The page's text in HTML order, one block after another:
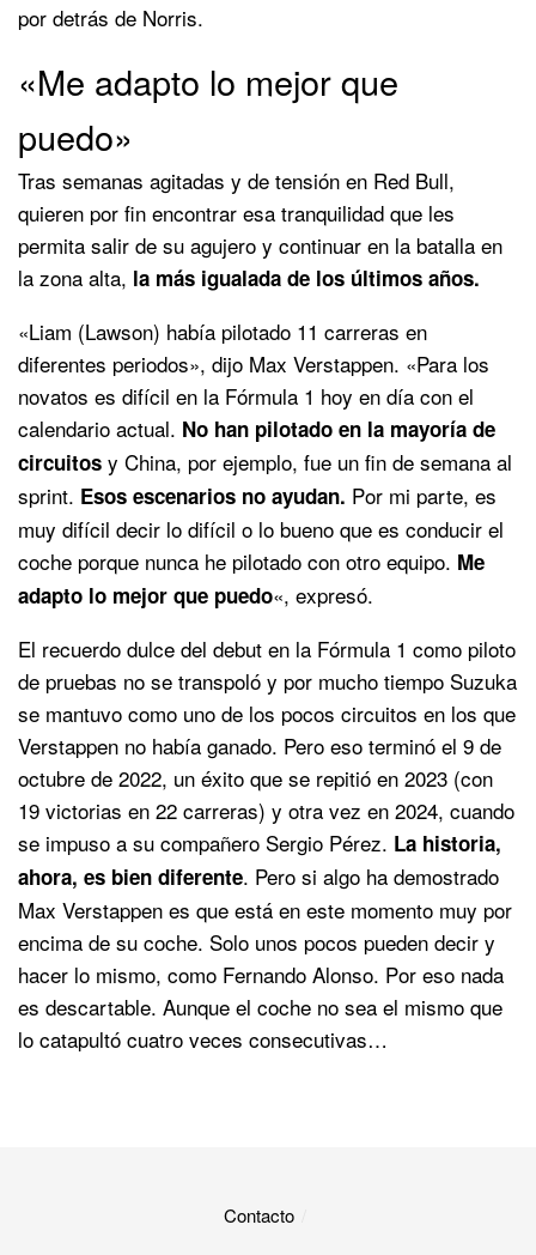
por detrás de Norris.
«Me adapto lo mejor que
puedo»
Tras semanas agitadas y de tensión en Red Bull,
quieren por fin encontrar esa tranquilidad que les
permita salir de su agujero y continuar en la batalla en
la zona alta, la más igualada de los últimos años.
«Liam (Lawson) había pilotado 11 carreras en
diferentes periodos», dijo Max Verstappen. «Para los
novatos es difícil en la Fórmula 1 hoy en día con el
calendario actual. No han pilotado en la mayoría de
circuitos y China, por ejemplo, fue un fin de semana al
sprint. Esos escenarios no ayudan. Por mi parte, es
muy difícil decir lo difícil o lo bueno que es conducir el
coche porque nunca he pilotado con otro equipo. Me
adapto lo mejor que puedo«, expresó.
El recuerdo dulce del debut en la Fórmula 1 como piloto
de pruebas no se transpoló y por mucho tiempo Suzuka
se mantuvo como uno de los pocos circuitos en los que
Verstappen no había ganado. Pero eso terminó el 9 de
octubre de 2022, un éxito que se repitió en 2023 (con
19 victorias en 22 carreras) y otra vez en 2024, cuando
se impuso a su compañero Sergio Pérez. La historia,
ahora, es bien diferente. Pero si algo ha demostrado
Max Verstappen es que está en este momento muy por
encima de su coche. Solo unos pocos pueden decir y
hacer lo mismo, como Fernando Alonso. Por eso nada
es descartable. Aunque el coche no sea el mismo que
lo catapultó cuatro veces consecutivas…
Contacto